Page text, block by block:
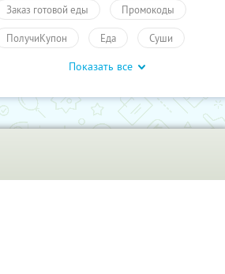
Заказ готовой еды Промокоды
ПолучиКупон Еда Суши
Показать все